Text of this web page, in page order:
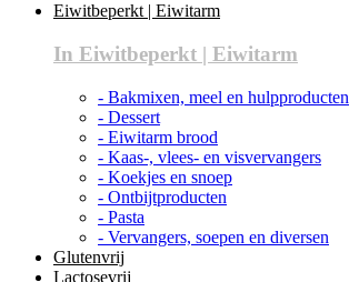
Eiwitbeperkt | Eiwitarm
In Eiwitbeperkt | Eiwitarm
- Bakmixen, meel en hulpproducten
- Dessert
- Eiwitarm brood
- Kaas-, vlees- en visvervangers
- Koekjes en snoep
- Ontbijtproducten
- Pasta
- Vervangers, soepen en diversen
Glutenvrij
Lactosevrij